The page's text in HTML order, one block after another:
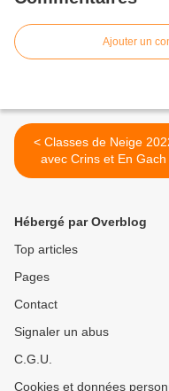
Ajouter un
< Classes de Neige 2022
avec Crins et En Gach
Hébergé par Overblog
Top articles
Pages
Contact
Signaler un abus
C.G.U.
Cookies et données